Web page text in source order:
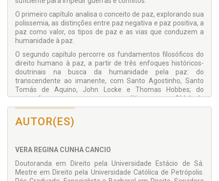
O primeiro capítulo analisa o conceito de paz, explorando sua
polissemia, as distinções entre paz negativa e paz positiva, a
paz como valor, os tipos de paz e as vias que conduzem a
humanidade à paz.
O segundo capítulo percorre os fundamentos filosóficos do
direito humano à paz, a partir de três enfoques históricos-
doutrinais na busca da humanidade pela paz: do
transcendente ao imanente, com Santo Agostinho, Santo
Tomás de Aquino, John Locke e Thomas Hobbes; do
regionalismo europeu ao cosmopolitismo, com Abbé de
Saint-Pierre, Jean-Jacques Rousseau e Immanuel Kant; e,
por fim, sob um olhar contemporâneo fundamentado na não
violência, com os ensinamentos de Mahatma Gandhi e
O terceiro capítulo explora o processo de internacionalização
da UNESCO, a Declaração Universal dos Direitos Humanos e
as principais resoluções internacionais voltadas à promoção
AUTOR(ES)
VERA REGINA CUNHA CANCIO
Doutoranda em Direito pela Universidade Estácio de Sá.
Mestre em Direito pela Universidade Católica de Petrópolis.